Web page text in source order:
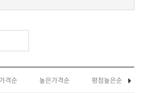
격순 높은가격순 평점높은순